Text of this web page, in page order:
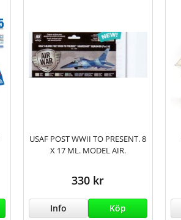
USAF POST WWII TO PRESENT. 8
X 17 ML. MODEL AIR.
330 kr
Info Köp